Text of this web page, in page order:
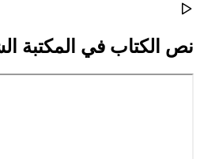
نص الكتاب في المكتبة